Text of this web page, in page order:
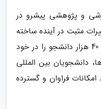
و پژوهشی پیشرو در
مثبت در آینده ساخته
شده است. این دانشگاه بیش از 40 هزار دانشجو را در خود
از آن ها، دانشجویان بین المللی
فراوان و گسترده